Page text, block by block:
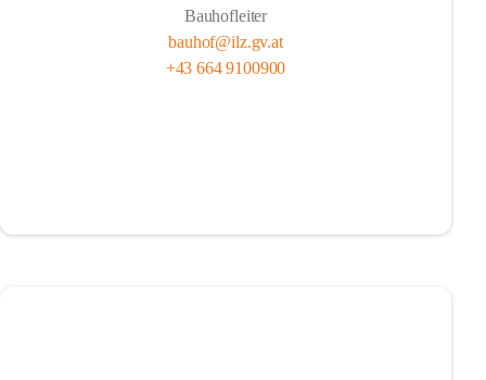
Bauhofleiter
bauhof@ilz.gv.at
+43 664 9100900